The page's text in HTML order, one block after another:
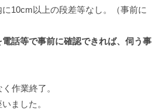
10cm以上の段差等なし。（事前に
話等で事前に確認できれば、伺う事
作業終了。
ました。